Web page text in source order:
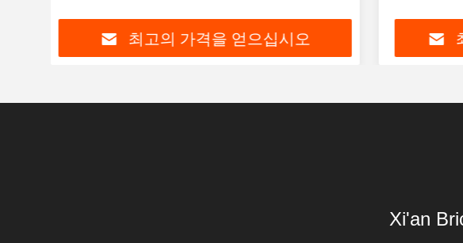
최고의 가격을 얻으십시오
Xi'an